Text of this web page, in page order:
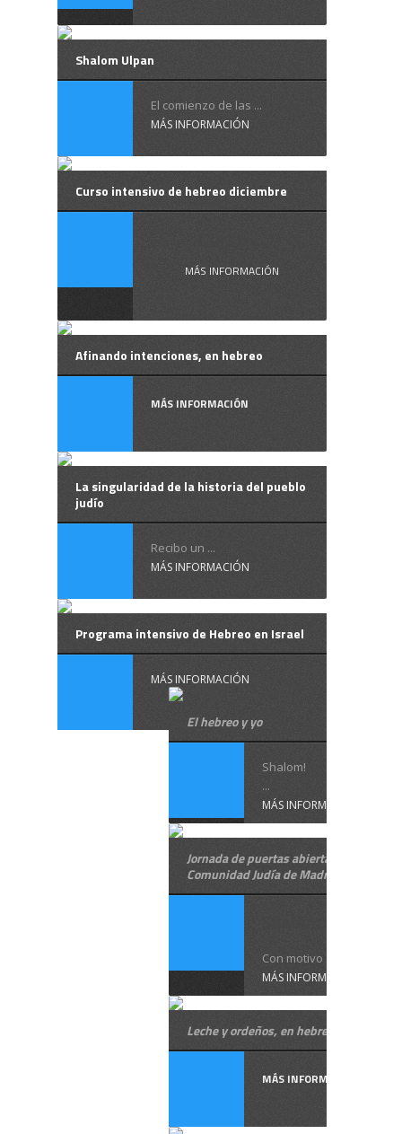
Shalom Ulpan
El comienzo de las ...
MÁS INFORMACIÓN
Curso intensivo de hebreo diciembre
MÁS INFORMACIÓN
Afinando intenciones, en hebreo
MÁS INFORMACIÓN
La singularidad de la historia del pueblo
judío
Recibo un ...
MÁS INFORMACIÓN
Programa intensivo de Hebreo en Israel
MÁS INFORMACIÓN
El hebreo y yo
Shalom!
...
MÁS INFORMACIÓN
Jornada de puertas abiertas en la
Comunidad Judía de Madrid
Con motivo de la ...
MÁS INFORMACIÓN
Leche y ordeños, en hebreo
MÁS INFORMACIÓN